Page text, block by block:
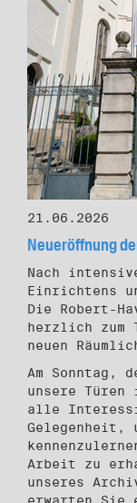
21.06.2026
Neueröffnung
Nach
Einrichtens
Die Robert-
herzlich zum
neuen
Am Sonntag,
unsere
alle
Gelegenheit,
Arbeit zu
unseres